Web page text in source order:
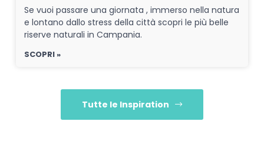
Se vuoi passare una giornata , immerso nella natura
e lontano dallo stress della città scopri le più belle
riserve naturali in Campania.
SCOPRI »
Tutte le Inspiration